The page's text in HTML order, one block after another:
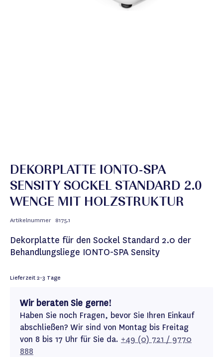
DEKORPLATTE IONTO-SPA
SENSITY SOCKEL STANDARD 2.0
WENGE MIT HOLZSTRUKTUR
Artikelnummer 8175.1
Dekorplatte für den Sockel Standard 2.0 der
Behandlungsliege IONTO-SPA Sensity
Lieferzeit2-3 Tage
Wir beraten Sie gerne!
Haben Sie noch Fragen, bevor Sie Ihren Einkauf
abschließen? Wir sind von Montag bis Freitag
von 8 bis 17 Uhr für Sie da. +49 (0) 721 / 9770
888